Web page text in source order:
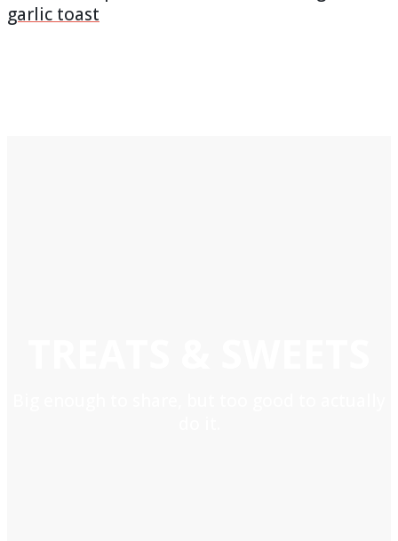
garlic toast